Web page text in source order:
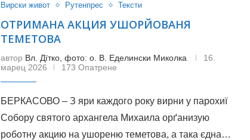
Вирски живот Рутенпрес Тексти
ОТРИМАНА АКЦИЯ УШОРЙОВАНЯ
ТЕМЕТОВА
автор Вл. Дїтко, фото: о. В. Еделински Миколка
16.
марец 2026
173 Опатрене
БЕРКАСОВО – З яри каждого року вирни у парохиї
Собору святого архангела Михаила орґанизую
роботну акцию на ушореню теметова, а така єдна…